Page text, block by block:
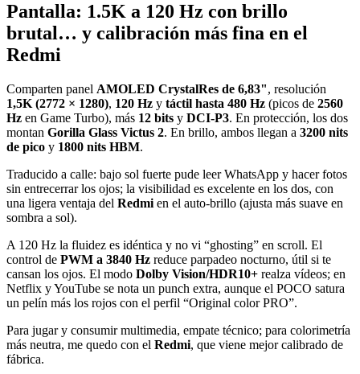
Pantalla: 1.5K a 120 Hz con brillo
brutal… y calibración más fina en el
Redmi
Comparten panel AMOLED CrystalRes de 6,83", resolución
1,5K (2772 × 1280), 120 Hz y táctil hasta 480 Hz (picos de 2560
Hz en Game Turbo), más 12 bits y DCI-P3. En protección, los dos
montan Gorilla Glass Victus 2. En brillo, ambos llegan a 3200 nits
de pico y 1800 nits HBM.
Traducido a calle: bajo sol fuerte pude leer WhatsApp y hacer fotos
sin entrecerrar los ojos; la visibilidad es excelente en los dos, con
una ligera ventaja del Redmi en el auto-brillo (ajusta más suave en
sombra a sol).
A 120 Hz la fluidez es idéntica y no vi “ghosting” en scroll. El
control de PWM a 3840 Hz reduce parpadeo nocturno, útil si te
cansan los ojos. El modo Dolby Vision/HDR10+ realza vídeos; en
Netflix y YouTube se nota un punch extra, aunque el POCO satura
un pelín más los rojos con el perfil “Original color PRO”.
Para jugar y consumir multimedia, empate técnico; para colorimetría
más neutra, me quedo con el Redmi, que viene mejor calibrado de
fábrica.